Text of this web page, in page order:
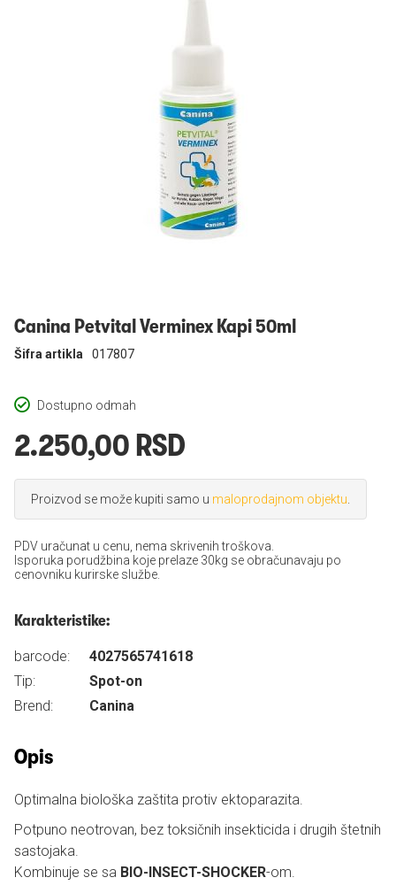
Canina Petvital Verminex Kapi 50ml
Dostupno odmah
Šifra artikla 017807
2.250,00 RSD
Proizvod se može kupiti samo u maloprodajnom objektu
PDV uračunat u cenu, nema skrivenih troškova.
Isporuka porudžbina koje prelaze 30kg se obračunavaju po
cenovniku kurirske službe.
Karakteristike:
barcode:
4027565741618
Tip:
Spot-on
Brend:
Canina
Opis
Optimalna biološka zaštita protiv ektoparazita.
Potpuno neotrovan, bez toksičnih insekticida i drugih štetnih
sastojaka.
Kombinuje se sa BIO-INSECT-SHOCKER-om.